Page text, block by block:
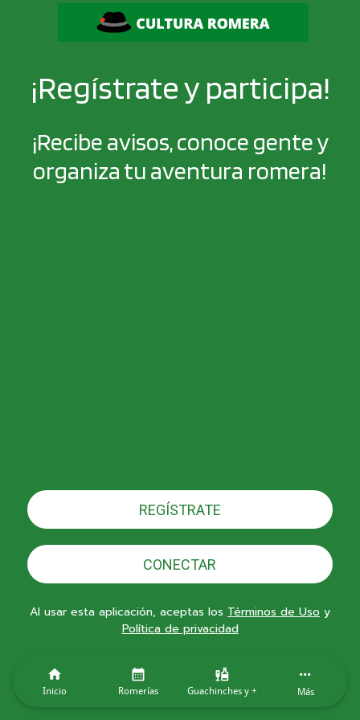
¡Regístrate y participa!
¡Recibe avisos, conoce gente y
organiza tu aventura romera!
REGÍSTRATE
CONECTAR
Al usar esta aplicación, aceptas los Términos de Uso y
Política de privacidad
Inicio Romerías Guachinches y + Más